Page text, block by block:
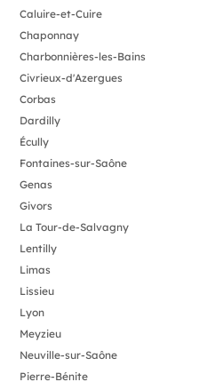
Caluire-et-Cuire
Chaponnay
Charbonnières-les-Bains
Civrieux-d'Azergues
Corbas
Dardilly
Écully
Fontaines-sur-Saône
Genas
Givors
La Tour-de-Salvagny
Lentilly
Limas
Lissieu
Lyon
Meyzieu
Neuville-sur-Saône
Pierre-Bénite